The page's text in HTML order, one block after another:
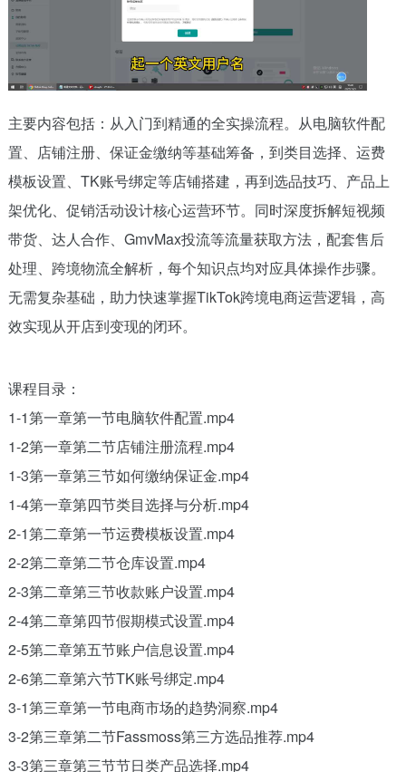
主要内容包括：从入门到精通的全实操流程。从电脑软件配
置、店铺注册、保证金缴纳等基础筹备，到类目选择、运费
模板设置、TK账号绑定等店铺搭建，再到选品技巧、产品上
架优化、促销活动设计核心运营环节。同时深度拆解短视频
带货、达人合作、GmvMax投流等流量获取方法，配套售后
处理、跨境物流全解析，每个知识点均对应具体操作步骤。
无需复杂基础，助力快速掌握TikTok跨境电商运营逻辑，高
效实现从开店到变现的闭环。
课程目录：
1-1第一章第一节电脑软件配置.mp4
1-2第一章第二节店铺注册流程.mp4
1-3第一章第三节如何缴纳保证金.mp4
1-4第一章第四节类目选择与分析.mp4
2-1第二章第一节运费模板设置.mp4
2-2第二章第二节仓库设置.mp4
2-3第二章第三节收款账户设置.mp4
2-4第二章第四节假期模式设置.mp4
2-5第二章第五节账户信息设置.mp4
2-6第二章第六节TK账号绑定.mp4
3-1第三章第一节电商市场的趋势洞察.mp4
3-2第三章第二节Fassmoss第三方选品推荐.mp4
3-3第三章第三节节日类产品选择.mp4